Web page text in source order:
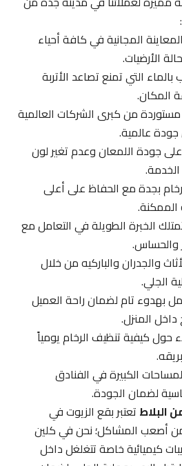
المجانية في كافة أحياء
التي تمنع تصاعد الأتربة
من كبرى الشركات العالمية
عالمية.
جودة اللمعان وعدم تغير لون
بجدة مع الحفاظ على أعلى
الخبرة الطويلة في التعامل مع
والباركيه من خلال
تام لضمان راحة العميل
المنزل.
كيفية تنظيف الرخام يومياً
الكبيرة في الفنادق
لضمان الجودة.
تعتبر بقع الزيوت في
أصعب المشاكل؛ نحن في كلين
خاصة تتغلغل داخل